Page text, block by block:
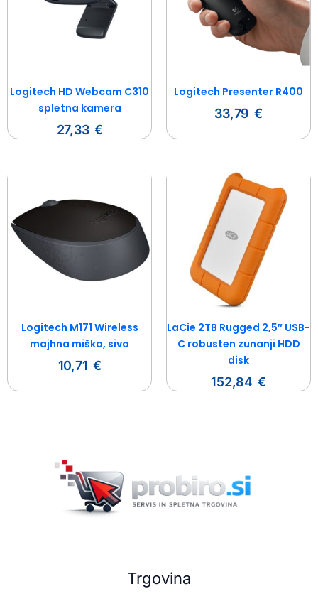
Logitech HD Webcam C310
spletna kamera
27,33 €
Logitech Presenter R400
33,79 €
Logitech M171 Wireless
majhna miška, siva
10,71 €
LaCie 2TB Rugged 2,5″ USB-
C robusten zunanji HDD
disk
152,84 €
Trgovina